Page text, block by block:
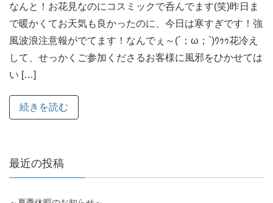
なんと！お花見なのにコスミックで呑んでます(笑)昨日ま
で暖かくてお天気も良かったのに、今日は寒すぎです！強
風波浪注意報がでてます！なんでぇ～(´；ω；`)ｳｩｩ花冷え
して、せっかくご参加くださるお客様に風邪をひかせては
い […]
続きを読む
最近の投稿